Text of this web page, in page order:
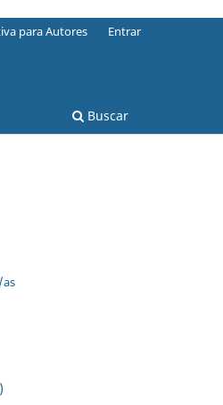
Buscar
para Autores Entrar